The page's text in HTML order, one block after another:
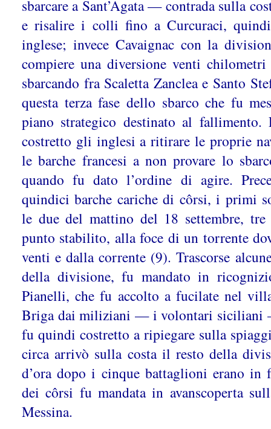
sbarcare a Sant’Agata — contrada sulla
e risalire i colli fino a Curcuraci,
inglese; invece Cavaignac con la
compiere una diversione venti
sbarcando fra Scaletta Zanclea e Santo
questa terza fase dello sbarco che fu
piano strategico destinato al fallimento.
costretto gli inglesi a ritirare le proprie
le barche francesi a non provare lo
quando fu dato l’ordine di agire.
quindici barche cariche di côrsi, i primi
le due del mattino del 18 settembre,
punto stabilito, alla foce di un torrente
venti e dalla corrente (9). Trascorse
della divisione, fu mandato in
Pianelli, che fu accolto a fucilate nel
Briga dai miliziani — i volontari siciliani
fu quindi costretto a ripiegare sulla
circa arrivò sulla costa il resto della
d’ora dopo i cinque battaglioni erano in
dei côrsi fu mandata in avanscoperta
Messina.